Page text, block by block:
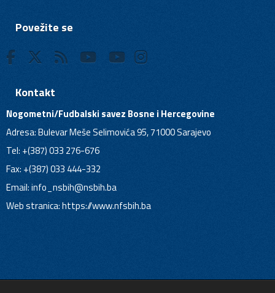
Povežite se
Kontakt
Nogometni/Fudbalski savez Bosne i Hercegovine
Adresa: Bulevar Meše Selimovića 95, 71000 Sarajevo
Tel: +(387) 033 276-676
Fax: +(387) 033 444-332
Email:info_nsbih@nsbih.ba
Web stranica: https://www.nfsbih.ba